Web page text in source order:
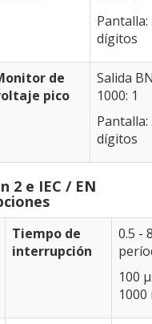
Pantalla:
dígitos
de
pico
Salida
1000: 1
Pantalla:
dígitos
2 e IEC / EN
Tiempo de
interrupción
0.5 -
100
1000